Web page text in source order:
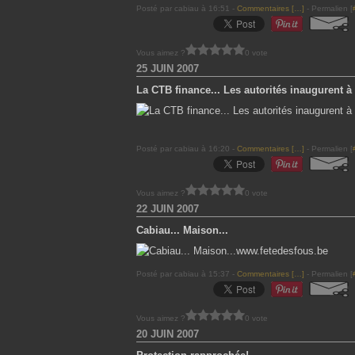
Posté par cabiau à 16:51 - Commentaires [ ] - Permalien [
Vous aimez ? 0 vote
25 JUIN 2007
La CTB finance... Les autorités inaugurent
Posté par cabiau à 16:20 - Commentaires [ ] - Permalien [
Vous aimez ? 0 vote
22 JUIN 2007
Cabiau... Maison...
www.fetedesfous.be
Posté par cabiau à 15:37 - Commentaires [ ] - Permalien [
Vous aimez ? 0 vote
20 JUIN 2007